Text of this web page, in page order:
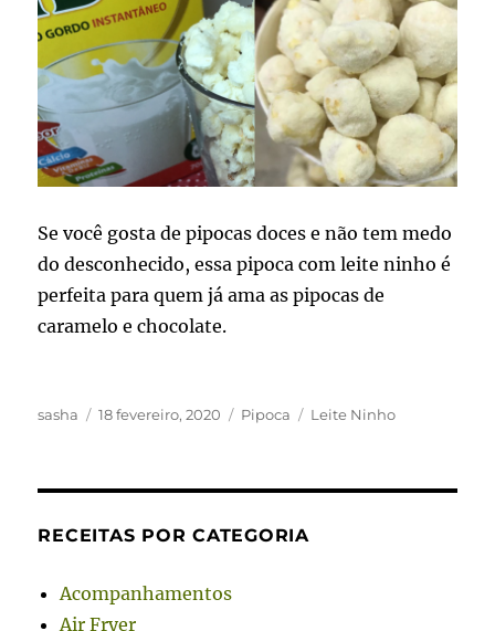
Se você gosta de pipocas doces e não tem medo
do desconhecido, essa pipoca com leite ninho é
perfeita para quem já ama as pipocas de
caramelo e chocolate.
Autor
sasha
Publicado
18 fevereiro, 2020 Categorias
Pipoca Tags
Leite Ninho
RECEITAS POR CATEGORIA
Acompanhamentos
Air Fryer